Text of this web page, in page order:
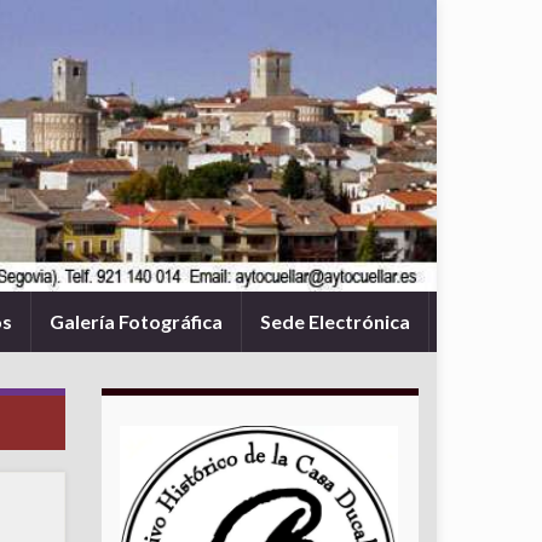
Galería Fotográfica Sede Electrónica